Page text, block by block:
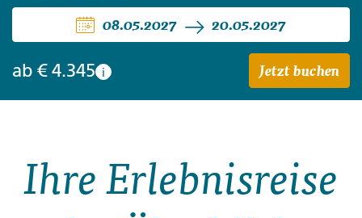
Südafrika und die Victoria-Fälle
08.05.2027 20.05.2027
ab € 4.345 i Jetzt buchen
Ihre Erlebnisreise